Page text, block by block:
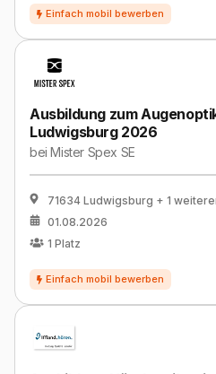
Ausbildung zum
Ludwigsburg 2026
beiMister Spex SE
71634 Ludwigsburg + 1
01.08.2026
1 Platz